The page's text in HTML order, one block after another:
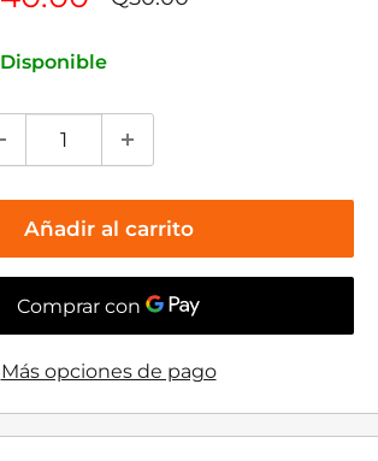
Disponible
Añadir al carrito
Más opciones de pago